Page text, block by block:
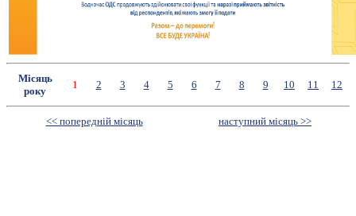
Місяць
року
1 2 3 4 5 6 7 8 9 10 11 12
<< попередній місяць наступний місяць >>